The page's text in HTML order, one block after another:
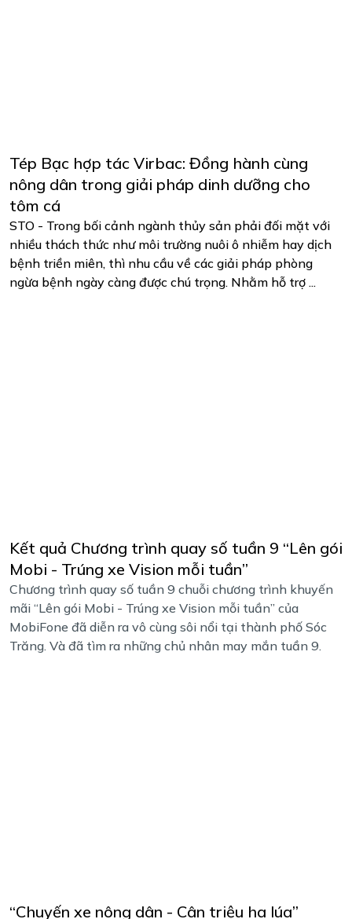
Tép Bạc hợp tác Virbac: Đồng hành cùng
nông dân trong giải pháp dinh dưỡng cho
tôm cá
STO - Trong bối cảnh ngành thủy sản phải đối mặt với
nhiều thách thức như môi trường nuôi ô nhiễm hay dịch
bệnh triền miên, thì nhu cầu về các giải pháp phòng
ngừa bệnh ngày càng được chú trọng. Nhằm hỗ trợ ...
Kết quả Chương trình quay số tuần 9 “Lên gói
Mobi - Trúng xe Vision mỗi tuần”
Chương trình quay số tuần 9 chuỗi chương trình khuyến
mãi “Lên gói Mobi - Trúng xe Vision mỗi tuần” của
MobiFone đã diễn ra vô cùng sôi nổi tại thành phố Sóc
Trăng. Và đã tìm ra những chủ nhân may mắn tuần 9.
“Chuyến xe nông dân - Cân triệu ha lúa”